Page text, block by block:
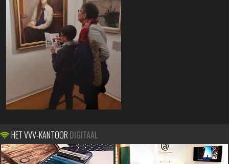
HET VVV-KANTOOR DIGITAAL